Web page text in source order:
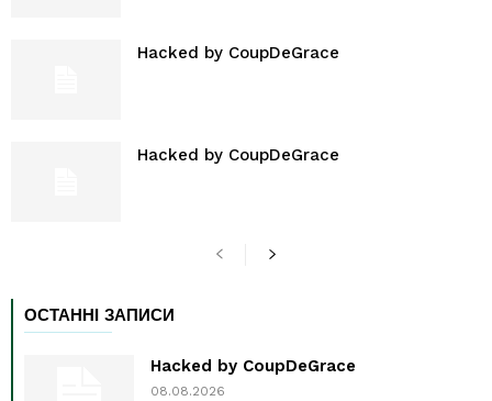
Hacked by CoupDeGrace
Hacked by CoupDeGrace
ОСТАННІ ЗАПИСИ
Hacked by CoupDeGrace
08.08.2026